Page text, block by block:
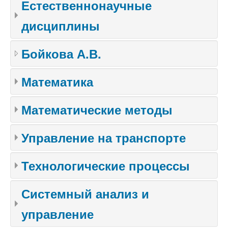
Естественнонаучные
дисциплины
Бойкова А.В.
Математика
Математические методы
Управление на транспорте
Технологические процессы
Системный анализ и
управление